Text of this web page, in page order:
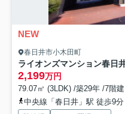
NEW
春日井市小木田町
ライオンズマンション春日
2,199万円
79.07㎡ (3LDK) /築29年 /7階建
中央線「春日井」駅 徒歩9分